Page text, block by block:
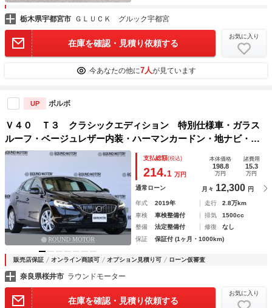
栃木県宇都宮市 ＧＬＵＣＫ グルック宇都宮
在庫を確認・見積り依頼する
お気に入り
今あなたの他に7人が見ています
UP ボルボ
Ｖ４０ Ｔ３ クラシックエディション 特別仕様車・ガラス
ルーフ・ベージュレザー内装・ハーマンカードン・地ナビ・Ｂ
ｌｕｅｔｏｏｔｈ・ＦＲドラレコ・衝突軽減ブレーキ・追従ク
ルコン・ＬＫＡ・ＢＳＡ・バックカメラ・Ｐシート・Ｒ１７Ａ
支払総額(税込)
214.1 万円
本体価格
198.8
万円
諸費用
15.3
万円
通常ローン 月々 12,300 円
年式 2019年 走行
2.8万km
車検
車検整備付 排気
1500cc
整備
法定整備付 修復
なし
保証
保証付 (1ヶ月・1000km)
販売店保証 オンライン商談可 オプション見積り可 ローン仮審査
奈良県桜井市 ラウンドモーター
在庫を確認・見積り依頼する
お気に入り